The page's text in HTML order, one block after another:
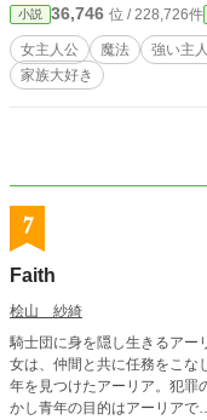
小説 36,746 位 / 228,726件
女主人公 魔法 強い主
家族大好き
7
Faith
桧山 紗綺
騎士団に身を隠し生きるアー
女は、仲間と共に任務をこな
年を見つけたアーリア。犯罪
かし青年の目的はアーリアで…！？ 昔とある賞に応募した作品に